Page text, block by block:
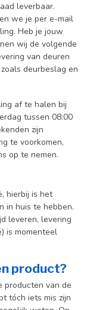
leverbaar.
we je per e-mail
Heb je jouw
wij de volgende
van deuren
deurbeslag en
af te halen bij
tussen 08:00
zijn
te voorkomen,
op te nemen.
hierbij is het
in huis te hebben.
leveren, levering
is momenteel
product?
producten van de
tóch iets mis zijn